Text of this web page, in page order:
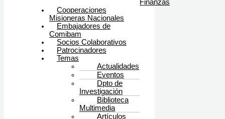
Finanzas
Cooperaciones
Misioneras Nacionales
Embajadores de
Comibam
Socios Colaborativos
Patrocinadores
Temas
Actualidades
Eventos
Dpto de
Investigación
Biblioteca
Multimedia
Artículos